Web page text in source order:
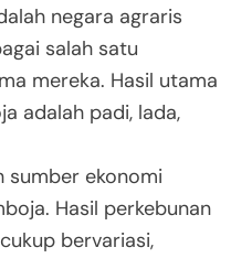
negara agraris
salah satu
mereka. Hasil utama
adalah padi, lada,
sumber ekonomi
Hasil perkebunan
bervariasi,